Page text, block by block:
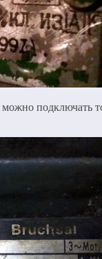
подключать